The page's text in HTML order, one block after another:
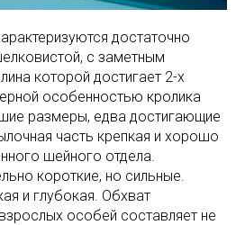
достаточно
с заметным
которой достигает 2-х
особенностью кролика
размеры, едва достигающие
часть крепкая и хорошо
шейного отдела.
короткие, но сильные.
и глубокая. Обхват
особей составляет не